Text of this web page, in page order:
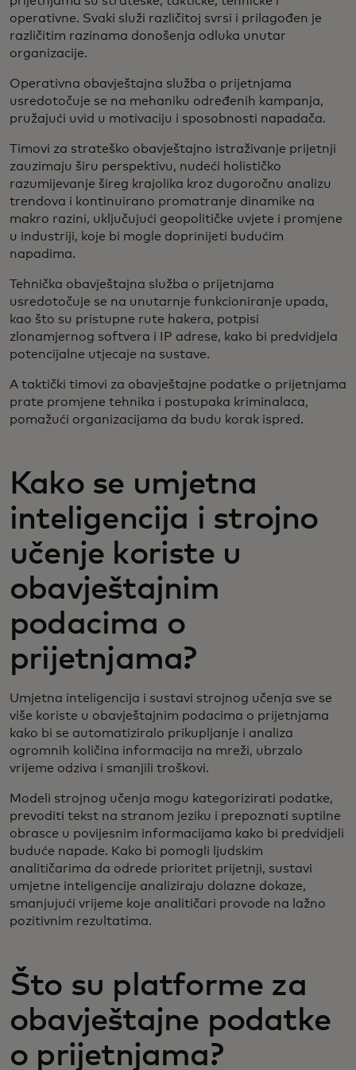
operativne. Svaki služi različitoj svrsi i prilagođen je
različitim razinama donošenja odluka unutar
organizacije.
Operativna obavještajna služba o prijetnjama
usredotočuje se na mehaniku određenih kampanja,
pružajući uvid u motivaciju i sposobnosti napadača.
Timovi za strateško obavještajno istraživanje prijetnji
zauzimaju širu perspektivu, nudeći holističko
razumijevanje šireg krajolika kroz dugoročnu analizu
trendova i kontinuirano promatranje dinamike na
makro razini, uključujući geopolitičke uvjete i promjene
u industriji, koje bi mogle doprinijeti budućim
napadima.
Tehnička obavještajna služba o prijetnjama
usredotočuje se na unutarnje funkcioniranje upada,
kao što su pristupne rute hakera, potpisi
zlonamjernog softvera i IP adrese, kako bi predvidjela
potencijalne utjecaje na sustave.
A taktički timovi za obavještajne podatke o prijetnjama
prate promjene tehnika i postupaka kriminalaca,
pomažući organizacijama da budu korak ispred.
Kako se umjetna
inteligencija i strojno
učenje koriste u
obavještajnim
podacima o
prijetnjama?
Umjetna inteligencija i sustavi strojnog učenja sve se
više koriste u obavještajnim podacima o prijetnjama
kako bi se automatiziralo prikupljanje i analiza
ogromnih količina informacija na mreži, ubrzalo
vrijeme odziva i smanjili troškovi.
Modeli strojnog učenja mogu kategorizirati podatke,
prevoditi tekst na stranom jeziku i prepoznati suptilne
obrasce u povijesnim informacijama kako bi predvidjeli
buduće napade. Kako bi pomogli ljudskim
analitičarima da odrede prioritet prijetnji, sustavi
umjetne inteligencije analiziraju dolazne dokaze,
smanjujući vrijeme koje analitičari provode na lažno
pozitivnim rezultatima.
Što su platforme za
obavještajne podatke
o prijetnjama?